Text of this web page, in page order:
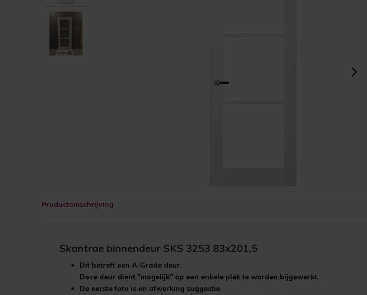
Productomschrijving
Skantrae binnendeur SKS 3253 83x201,5
Dit betreft een A-Grade deur.
Deze deur dient "mogelijk" op een enkele plek te worden bijgewerkt.
De eerste foto is en afwerking suggestie.